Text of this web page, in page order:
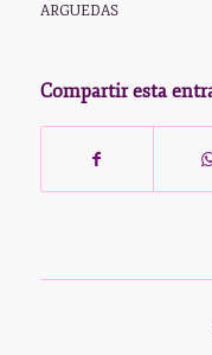
ARGUEDAS
Compartir esta